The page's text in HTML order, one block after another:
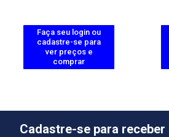
Faça seu login ou
cadastre-se para
ver preços e
comprar
Cadastre-se para receber